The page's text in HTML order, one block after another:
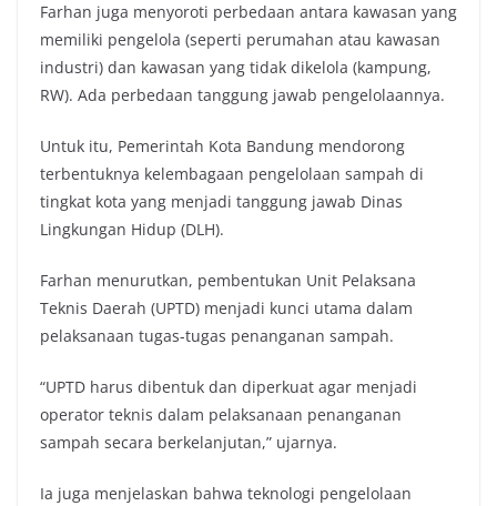
Farhan juga menyoroti perbedaan antara kawasan yang
memiliki pengelola (seperti perumahan atau kawasan
industri) dan kawasan yang tidak dikelola (kampung,
RW). Ada perbedaan tanggung jawab pengelolaannya.
Untuk itu, Pemerintah Kota Bandung mendorong
terbentuknya kelembagaan pengelolaan sampah di
tingkat kota yang menjadi tanggung jawab Dinas
Lingkungan Hidup (DLH).
Farhan menurutkan, pembentukan Unit Pelaksana
Teknis Daerah (UPTD) menjadi kunci utama dalam
pelaksanaan tugas-tugas penanganan sampah.
“UPTD harus dibentuk dan diperkuat agar menjadi
operator teknis dalam pelaksanaan penanganan
sampah secara berkelanjutan,” ujarnya.
Ia juga menjelaskan bahwa teknologi pengelolaan